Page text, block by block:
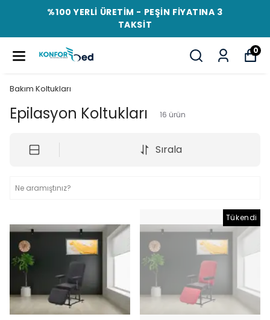
%100 YERLİ ÜRETİM - PEŞİN FİYATINA 3
TAKSİT
0
Bakım Koltukları
Epilasyon Koltukları 16 ürün
Sırala
Tükendi